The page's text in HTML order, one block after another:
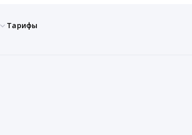
Тарифы